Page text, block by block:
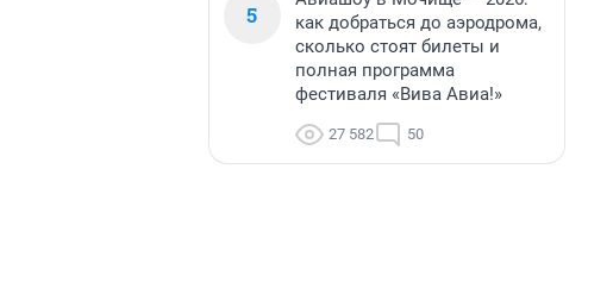
5
как добраться до аэродрома,
сколько стоят билеты и
полная программа
фестиваля «Вива Авиа!»
27 582 50